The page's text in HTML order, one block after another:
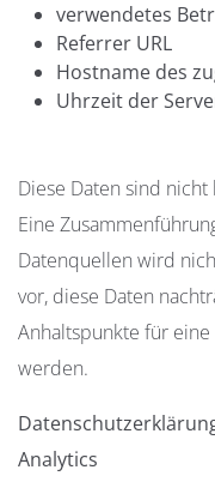
verwendetes
Referrer URL
Hostname des
Uhrzeit der
Diese Daten sind
Eine
Datenquellen wird
vor, diese Daten
Anhaltspunkte für
werden.
Analytics